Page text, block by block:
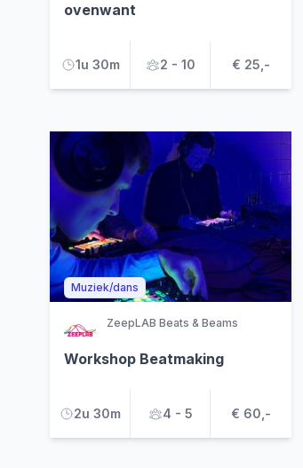
ovenwant
1u 30m 2 - 10 € 25,-
Muziek/dans
ZeepLAB Beats & Beams
Workshop Beatmaking
2u 30m 4 - 5 € 60,-